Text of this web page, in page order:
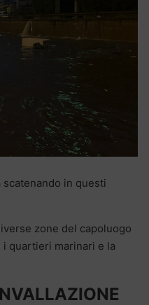
scatenando in questi
zone del capoluogo
quartieri marinari e la